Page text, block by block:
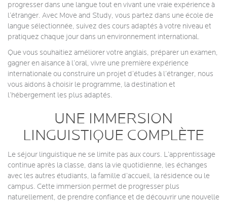
progresser dans une langue tout en vivant une vraie expérience à
l’étranger. Avec Move and Study, vous partez dans une école de
langue sélectionnée, suivez des cours adaptés à votre niveau et
pratiquez chaque jour dans un environnement international.
Que vous souhaitiez améliorer votre anglais, préparer un examen,
gagner en aisance à l’oral, vivre une première expérience
internationale ou construire un projet d’études à l’étranger, nous
vous aidons à choisir le programme, la destination et
l’hébergement les plus adaptés.
UNE IMMERSION
LINGUISTIQUE COMPLÈTE
Le séjour linguistique ne se limite pas aux cours. L’apprentissage
continue après la classe, dans la vie quotidienne, les échanges
avec les autres étudiants, la famille d’accueil, la résidence ou le
campus. Cette immersion permet de progresser plus
naturellement, de prendre confiance et de découvrir une nouvelle